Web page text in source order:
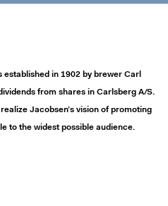
in 1902 by brewer Carl
from shares in Carlsberg A/S.
Jacobsen’s vision of promoting
to the widest possible audience.